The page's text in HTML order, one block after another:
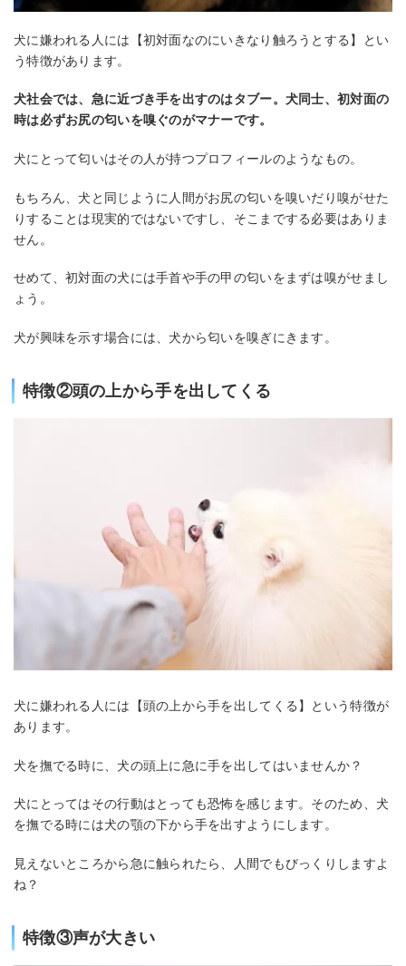
犬に嫌われる人には【初対面なのにいきなり触ろうとする】とい
う特徴があります。
犬社会では、急に近づき手を出すのはタブー。犬同士、初対面の
時は必ずお尻の匂いを嗅ぐのがマナーです。
犬にとって匂いはその人が持つプロフィールのようなもの。
もちろん、犬と同じように人間がお尻の匂いを嗅いだり嗅がせた
りすることは現実的ではないですし、そこまでする必要はありま
せん。
せめて、初対面の犬には手首や手の甲の匂いをまずは嗅がせまし
ょう。
犬が興味を示す場合には、犬から匂いを嗅ぎにきます。
特徴②頭の上から手を出してくる
犬に嫌われる人には【頭の上から手を出してくる】という特徴が
あります。
犬を撫でる時に、犬の頭上に急に手を出してはいませんか？
犬にとってはその行動はとっても恐怖を感じます。そのため、犬
を撫でる時には犬の顎の下から手を出すようにします。
見えないところから急に触られたら、人間でもびっくりしますよ
ね？
特徴③声が大きい